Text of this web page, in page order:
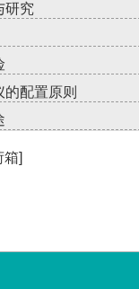
研究
的配置原则
箱]